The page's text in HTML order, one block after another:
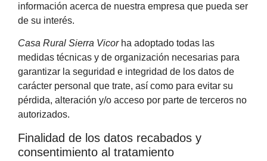
información acerca de nuestra empresa que pueda ser
de su interés.
Casa Rural Sierra Vicorha adoptado todas las
medidas técnicas y de organización necesarias para
garantizar la seguridad e integridad de los datos de
carácter personal que trate, así como para evitar su
pérdida, alteración y/o acceso por parte de terceros no
autorizados.
Finalidad de los datos recabados y
consentimiento al tratamiento